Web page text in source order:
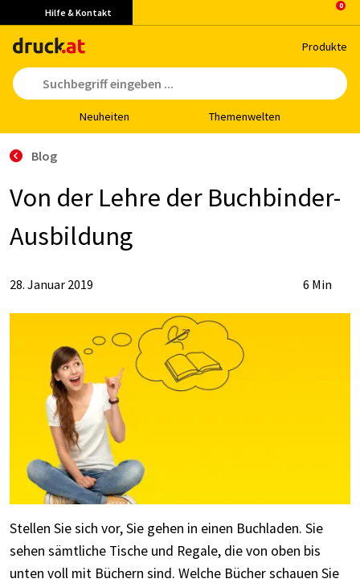
Hilfe & Kontakt
Pro­duk­te
Neu­hei­ten The­men­wel­ten
Blog
Von der Leh­re der Buch­bin­der-
Aus­bil­dung
28. Januar 2019 6 Min
Stellen Sie sich vor, Sie gehen in einen Buchladen. Sie
sehen sämtliche Tische und Regale, die von oben bis
unten voll mit Büchern sind. Welche Bücher schauen Sie